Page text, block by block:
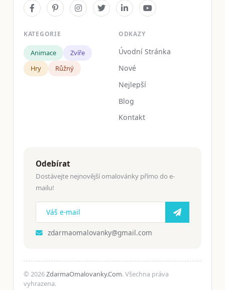
KATEGORIE
Animace
Zvíře
Hry
Růžný
ODKAZY
Úvodní Stránka
Nové
Nejlepší
Blog
Kontakt
Odebírat
Dostávejte nejnovější omalovánky přímo do e-
mailu!
zdarmaomalovanky@gmail.com
© 2026ZdarmaOmalovanky.Com. Všechna práva
vyhrazena.